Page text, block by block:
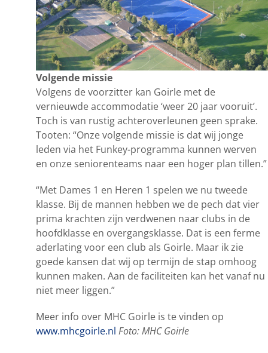
Volgende missie
Volgens de voorzitter kan Goirle met de
vernieuwde accommodatie ‘weer 20 jaar vooruit’.
Toch is van rustig achteroverleunen geen sprake.
Tooten: “Onze volgende missie is dat wij jonge
leden via het Funkey-programma kunnen werven
en onze seniorenteams naar een hoger plan tillen.”
“Met Dames 1 en Heren 1 spelen we nu tweede
klasse. Bij de mannen hebben we de pech dat vier
prima krachten zijn verdwenen naar clubs in de
hoofdklasse en overgangsklasse. Dat is een ferme
aderlating voor een club als Goirle. Maar ik zie
goede kansen dat wij op termijn de stap omhoog
kunnen maken. Aan de faciliteiten kan het vanaf nu
niet meer liggen.”
Meer info over MHC Goirle is te vinden op
www.mhcgoirle.nl Foto: MHC Goirle